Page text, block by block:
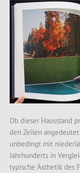
Ob dieser Hausstand
den Zeilen
unbedingt mit
Jahrhunderts in
typische Ästhetik des